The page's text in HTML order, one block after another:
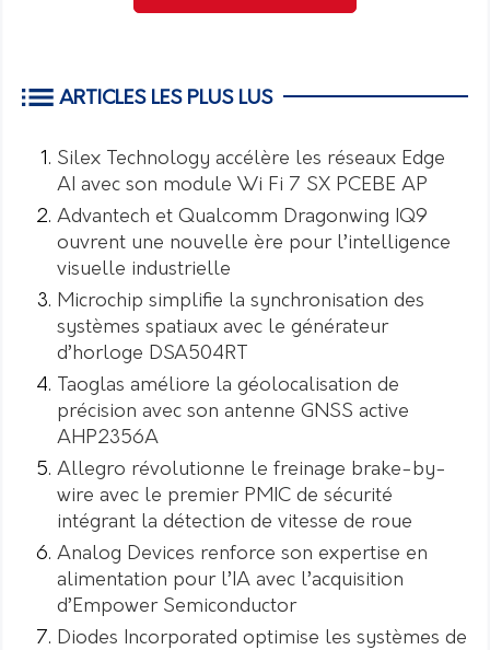
ARTICLES LES PLUS LUS
Silex Technology accélère les réseaux Edge
AI avec son module Wi Fi 7 SX PCEBE AP
Advantech et Qualcomm Dragonwing IQ9
ouvrent une nouvelle ère pour l’intelligence
visuelle industrielle
Microchip simplifie la synchronisation des
systèmes spatiaux avec le générateur
d’horloge DSA504RT
Taoglas améliore la géolocalisation de
précision avec son antenne GNSS active
AHP2356A
Allegro révolutionne le freinage brake-by-
wire avec le premier PMIC de sécurité
intégrant la détection de vitesse de roue
Analog Devices renforce son expertise en
alimentation pour l’IA avec l’acquisition
d’Empower Semiconductor
Diodes Incorporated optimise les systèmes de